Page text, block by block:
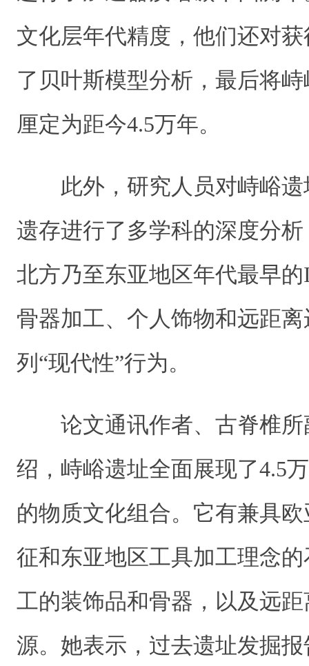
文化层年代精度，他们还对
了贝叶斯模型分析，最后将
厘定为距今4.5万年。
此外，研究人员对峙峪
遗存进行了多学科的深度分
北方乃至东亚地区年代最早
骨器加工、个人饰物和远距
列“现代性”行为。
论文通讯作者、古脊椎
绍，峙峪遗址全面展现了4.5
的物质文化组合。它有兼具
征和东亚地区工具加工理念
工的装饰品和骨器，以及远
源。她表示，过去遗址发掘